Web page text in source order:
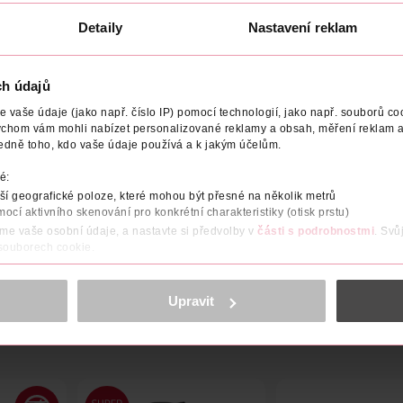
Detaily Nastavení reklam
údajů
vaše údaje (jako např. číslo IP) pomocí technologií, jako např. souborů
vám mohli nabízet personalizované reklamy a obsah, měření reklam
toho, kdo vaše údaje používá a k jakým účelům.
geografické poloze, které mohou být přesné na několik metrů
aktivního skenování pro konkrétní charakteristiky (otisk prstu)
vaše osobní údaje, a nastavte si předvolby v části s podrobnostmi .
cookie.
a reklam, funkcí sociálních médií, analýze návštěvnosti, které
osobních údajů.
<
Upravit
efekt, který budou děti milovat! Obsahuje výživné kakaové
spousta oranžové „lávy“…děti se nebudou moci dočkat, až
oleje ani konzervanty a je dermatologicky testována
potravinářského barviva, nezanechá Sopka stopy na